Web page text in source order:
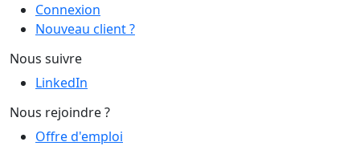
Connexion
Nouveau client ?
Nous suivre
LinkedIn
Nous rejoindre ?
Offre d'emploi